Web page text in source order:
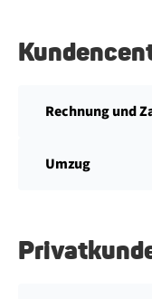
Rech­nung und
Umzug